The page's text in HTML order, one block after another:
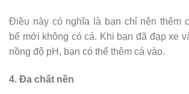
Điều này có nghĩa là bạn chỉ nên thêm
bể mới không có cá. Khi bạn đã đạp xe
nồng độ pH, bạn có thể thêm cá vào.
4. Đa chất nền